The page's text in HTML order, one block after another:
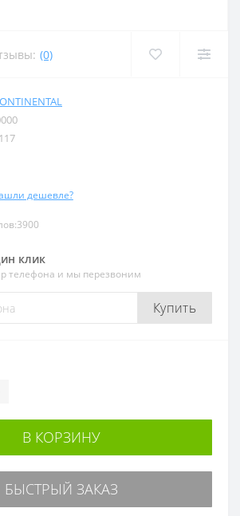
(0)
117
дешевле?
клик
телефона и мы перезвоним
Купить
В КОРЗИНУ
БЫСТРЫЙ ЗАКАЗ